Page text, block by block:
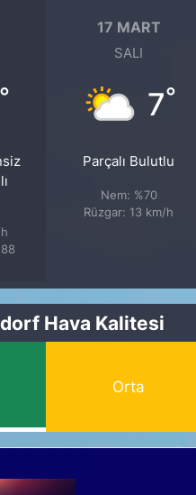
°
17 MART
SALI
7°
Parçalı Bulutlu
Nem: %70
Rüzgar: 13 km/h
Hava Kalitesi
Orta